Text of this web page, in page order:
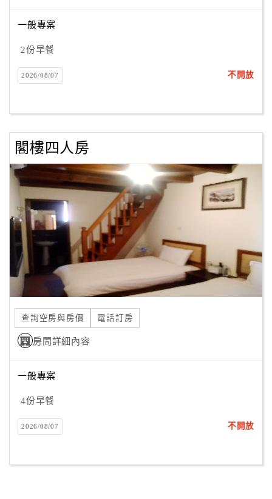
員
戶
單
Line
線
上
客
服
紅
利
查
詢
房
旅
一般專案
2份早餐
2026/08/07 不開放
閣樓四人房
查詢空房與房價 電話訂房
房間詳細內容
一般專案
4份早餐
2026/08/07 不開放